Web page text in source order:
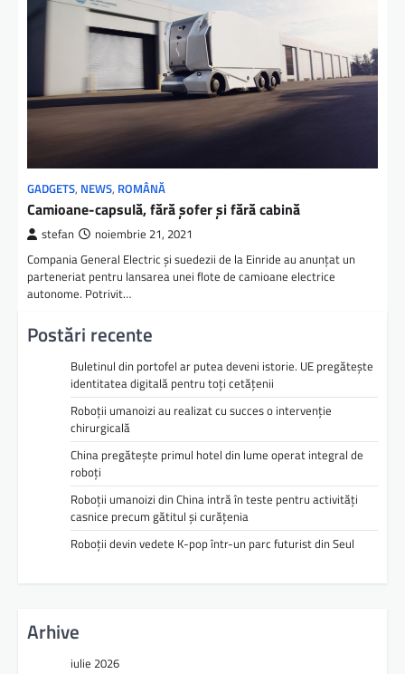
GADGETS, NEWS, ROMÂNĂ
Camioane-capsulă, fără șofer și fără cabină
stefan noiembrie 21, 2021
Compania General Electric și suedezii de la Einride au anunțat un
parteneriat pentru lansarea unei flote de camioane electrice
autonome. Potrivit…
Postări recente
Buletinul din portofel ar putea deveni istorie. UE pregătește
identitatea digitală pentru toți cetățenii
Roboții umanoizi au realizat cu succes o intervenție
chirurgicală
China pregătește primul hotel din lume operat integral de
roboți
Roboții umanoizi din China intră în teste pentru activități
casnice precum gătitul și curățenia
Roboții devin vedete K-pop într-un parc futurist din Seul
Arhive
iulie 2026